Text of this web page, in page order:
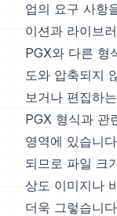
업의 요구 사항
이션과 라이브
PGX와 다른 형
도와 압축되지
보거나 편집하
PGX 형식과 관
영역에 있습니
되므로 파일 크
상도 이미지나
더욱 그렇습니